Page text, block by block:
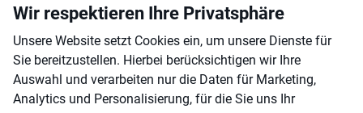
Skoda Karoq
Selection 1.5 TSI DSG AHK*Android Auto*SHZ*Kamera*Keyless*PDC v/h*Klimaauto*SUNSET*LED
unverbindliche Lieferzeit:31.10.2026 Fahrzeug mit Tageszulassung
Fahrzeugnr. 101714 Getriebe Automatik
Wir respektieren Ihre Privatsphäre
Unsere Website setzt Cookies ein, um unsere Dienste für
Sie bereitzustellen. Hierbei berücksichtigen wir Ihre
Auswahl und verarbeiten nur die Daten für Marketing,
Analytics und Personalisierung, für die Sie uns Ihr